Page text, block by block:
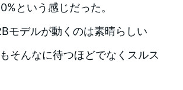
という感じだった。
モデルが動くのは素晴らしい
そんなに待つほどでなくスルス